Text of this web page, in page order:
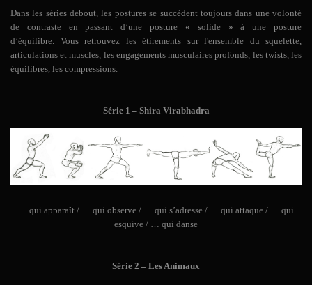
Dans les séries debout, les postures se succèdent toujours dans une volonté
de contraste en passant d’une posture « solide » à une posture
d’équilibre. Vous retrouvez les étirements sur l'ensemble du squelette,
articulations et muscles, les engagements musculaires profonds, les twists, les
équilibres, les compressions.
Série 1 – Shira Virabhadra
… qui apparaît / … qui observe / … qui s’adresse / … qui attaque / … qui
esquive / … qui danse
Série 2 – Les Animaux